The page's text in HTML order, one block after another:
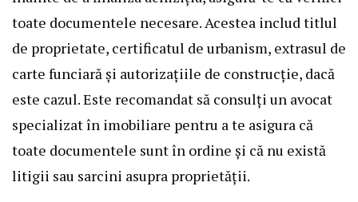
toate documentele necesare. Acestea includ titlul
de proprietate, certificatul de urbanism, extrasul de
carte funciară și autorizațiile de construcție, dacă
este cazul. Este recomandat să consulți un avocat
specializat în imobiliare pentru a te asigura că
toate documentele sunt în ordine și că nu există
litigii sau sarcini asupra proprietății.